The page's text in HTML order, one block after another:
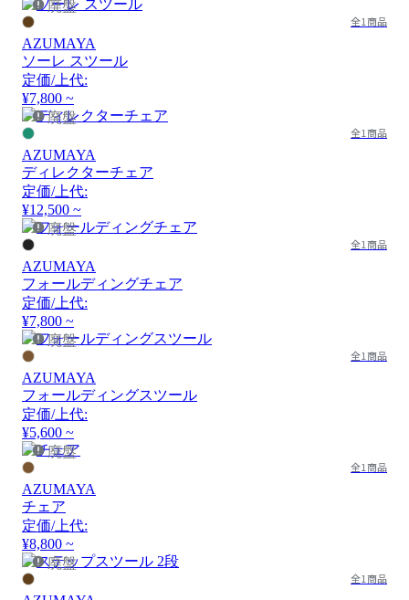
廃盤
全1商品
AZUMAYA
ソーレ スツール
定価/上代:
¥7,800 ~
廃盤
全1商品
AZUMAYA
ディレクターチェア
定価/上代:
¥12,500 ~
廃盤
全1商品
AZUMAYA
フォールディングチェア
定価/上代:
¥7,800 ~
廃盤
全1商品
AZUMAYA
フォールディングスツール
定価/上代:
¥5,600 ~
廃盤
全1商品
AZUMAYA
チェア
定価/上代:
¥8,800 ~
廃盤
全1商品